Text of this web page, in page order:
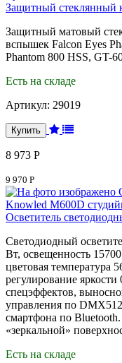
Защитный стеклянный
Защитный матовый
вспышек Falcon Eyes
Phantom 800 HSS, GT-
Есть на складе
Артикул: 29019
8 973 Р
9 970 Р
Осветитель
Светодиодный
Вт, освещенность
цветовая температура
регулирование
спецэффектов,
управления по
смартфона по
«зеркальной»
Есть на складе